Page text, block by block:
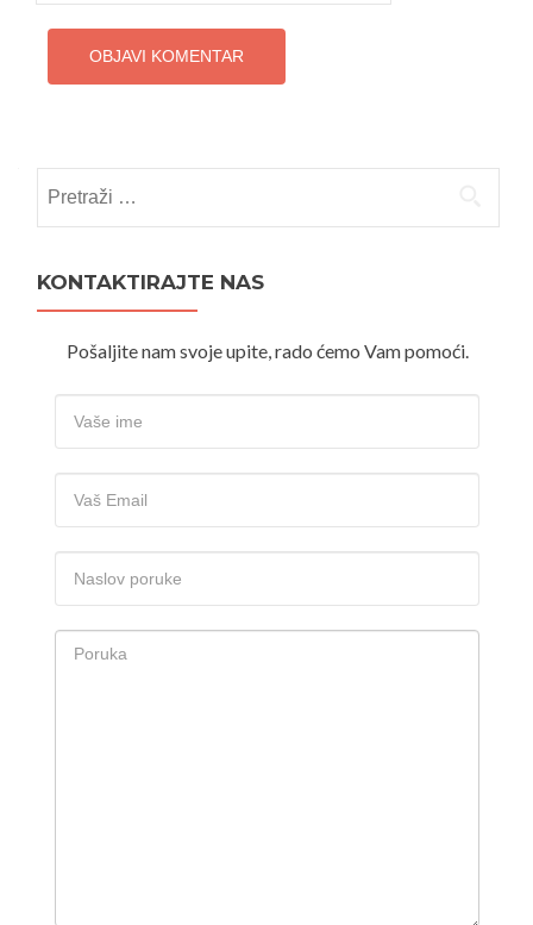
KONTAKTIRAJTE NAS
Pošaljite nam svoje upite, rado ćemo Vam pomoći.